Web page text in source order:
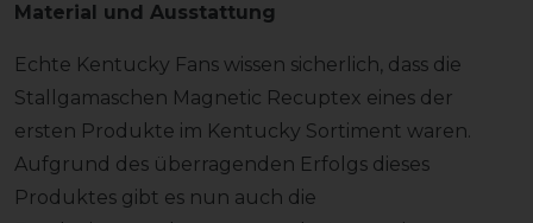
Material und Ausstattung
Echte Kentucky Fans wissen sicherlich, dass die
Stallgamaschen Magnetic Recuptex eines der
ersten Produkte im Kentucky Sortiment waren.
Aufgrund des überragenden Erfolgs dieses
Produktes gibt es nun auch die